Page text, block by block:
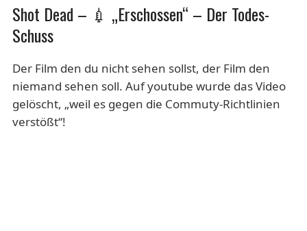
Shot Dead – 💉 „Erschossen“ – Der Todes-
Schuss
Der Film den du nicht sehen sollst, der Film den
niemand sehen soll. Auf youtube wurde das Video
gelöscht, „weil es gegen die Commuty-Richtlinien
verstößt“!